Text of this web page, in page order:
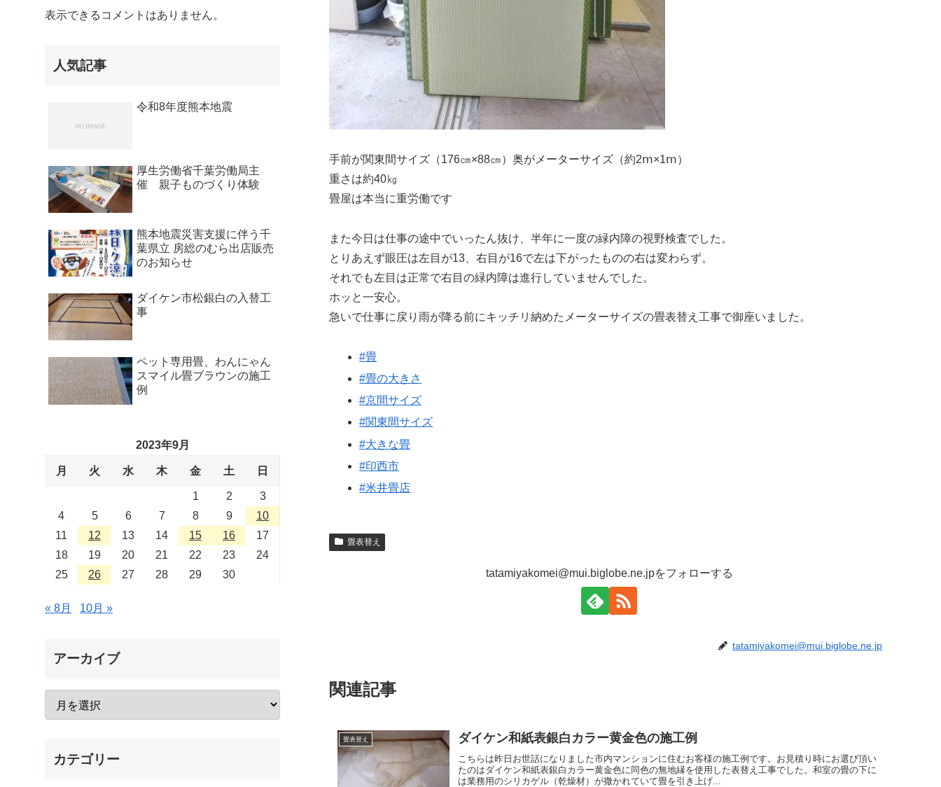
手前が関東間サイズ（176㎝×88㎝）奥がメーターサイズ（約2ⅿ×1ⅿ）
重さは約40㎏
畳屋は本当に重労働です
また今日は仕事の途中でいったん抜け、半年に一度の緑内障の視野検査でした。
とりあえず眼圧は左目が13、右目が16で左は下がったものの右は変わらず。
それでも左目は正常で右目の緑内障は進行していませんでした。
ホッと一安心。
急いで仕事に戻り雨が降る前にキッチリ納めたメーターサイズの畳表替え工事で御座いました。
#畳
#畳の大きさ
#京間サイズ
#関東間サイズ
#大きな畳
#印西市
#米井畳店
畳表替え
tatamiyakomei@mui.biglobe.ne.jpをフォローする
tatamiyakomei@mui.biglobe.ne.jp
関連記事
畳表替え ダイケン和紙表銀白カラー黄金色の施工例
こちらは昨日お世話になりました市内マンションに住むお客様の施工例です。お見積り時にお選び頂い
たのはダイケン和紙表銀白カラー黄金色に同色の無地縁を使用した表替え工事でした。和室の畳の下に
は業務用のシリカゲル（乾燥材）が撒かれていて畳を引き上げ...
表示できるコメントはありません。
人気記事
令和8年度熊本地震
厚生労働省千葉労働局主
催 親子ものづくり体験
熊本地震災害支援に伴う千
葉県立 房総のむら出店販売
のお知らせ
ダイケン市松銀白の入替工
事
ペット専用畳、わんにゃん
スマイル畳ブラウンの施工
例
2023年9月
月 火 水 木 金 土 日
1 2
3
4
5 6 7 8 9
10
11
12 13 14 15 16
17
18
19 20 21 22 23
24
25
26 27 28 29 30
« 8月 10月 »
アーカイブ
カテゴリー